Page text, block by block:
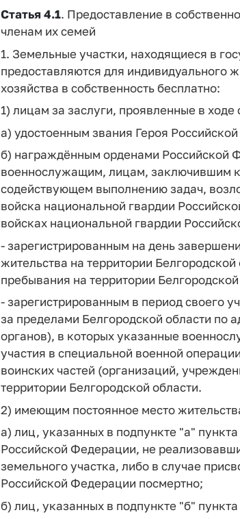
Статья 4.1. Предоставление в
членам их семей
1. Земельные участки, находящиеся в
предоставляются для индивидуального
хозяйства в собственность бесплатно:
1) лицам за заслуги, проявленные в
а) удостоенным звания Героя
б) награждённым орденами Российской
военнослужащим, лицам, заключившим
содействующем выполнению задач,
войска национальной гвардии
войсках национальной гвардии
- зарегистрированным на день
жительства на территории
пребывания на территории
- зарегистрированным в период своего
за пределами Белгородской области по
органов), в которых указанные
участия в специальной военной
воинских частей (организаций,
территории Белгородской области.
2) имеющим постоянное место
а) лиц, указанных в подпункте "а"
Российской Федерации, не
земельного участка, либо в случае
Российской Федерации посмертно;
б) лиц, указанных в подпункте "б"